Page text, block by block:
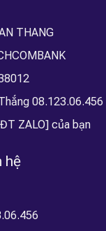
THANG
08.123.06.456
ZALO] của bạn
hệ